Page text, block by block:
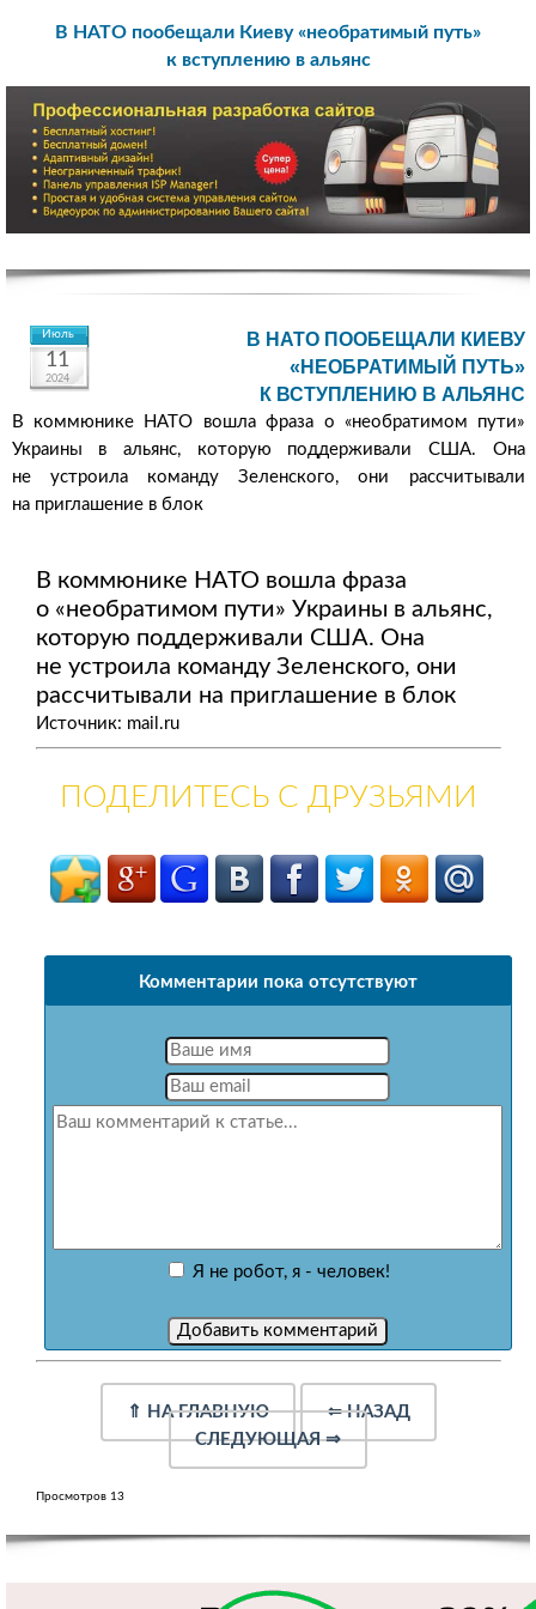
В НАТО пообещали Киеву «необратимый путь»
к вступлению в альянс
Июль
11
2024
В НАТО ПООБЕЩАЛИ КИЕВУ
«НЕОБРАТИМЫЙ ПУТЬ»
К ВСТУПЛЕНИЮ В АЛЬЯНС
В коммюнике НАТО вошла фраза о «необратимом пути»
Украины в альянс, которую поддерживали США. Она
не устроила команду Зеленского, они рассчитывали
на приглашение в блок
В коммюнике НАТО вошла фраза
о «необратимом пути» Украины в альянс,
которую поддерживали США. Она
не устроила команду Зеленского, они
рассчитывали на приглашение в блок
Источник: mail.ru
ПОДЕЛИТЕСЬ С ДРУЗЬЯМИ
Комментарии пока отсутствуют
Я не робот, я - человек!
⇑ НА ГЛАВНУЮ ⇐НАЗАД
СЛЕДУЮЩАЯ⇒
Просмотров 13